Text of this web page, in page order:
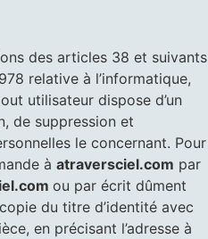
des articles 38 et suivants
relative à l’informatique,
utilisateur dispose d’un
de suppression et
le concernant. Pour
à atraversciel.com par
ou par écrit dûment
du titre d’identité avec
en précisant l’adresse à